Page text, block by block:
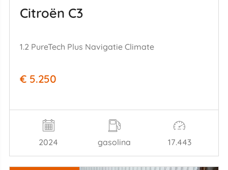
Citroën C3
1.2 PureTech Plus Navigatie Climate
€ 5.250
2024 gasolina 17.443